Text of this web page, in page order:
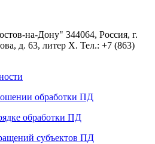
на-Дону" 344064, Россия, г.
д. 63, литер Х. Тел.: +7 (863)
обработки ПД
обработки ПД
субъектов ПД